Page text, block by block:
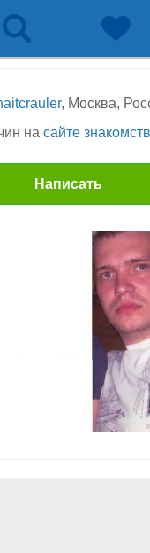
, Москва,
на сайте
Написать